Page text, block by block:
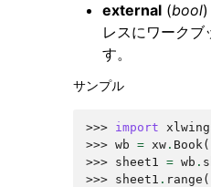
external (bool
レスにワークブ
す。
サンプル
>>> import
>>> wb = xw . Book
>>> sheet1 = wb .
>>> sheet1 . range